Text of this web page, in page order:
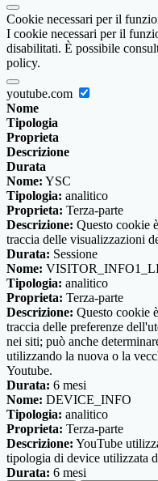
Cookie necessari per il
I cookie necessari per il
disabilitati. È possibile
policy.
youtube.com
Nome
Tipologia
Proprieta
Descrizione
Durata
Nome: YSC
Tipologia: analitico
Proprieta: Terza-parte
Descrizione: Questo cookie
traccia delle visualizzazioni
Durata: Sessione
Nome:
Tipologia: analitico
Proprieta: Terza-parte
Descrizione: Questo cookie
traccia delle preferenze
nei siti; può anche
utilizzando la nuova o la
Youtube.
Durata: 6 mesi
Nome: DEVICE_INFO
Tipologia: analitico
Proprieta: Terza-parte
Descrizione: YouTube
tipologia di device utilizzata
Durata: 6 mesi